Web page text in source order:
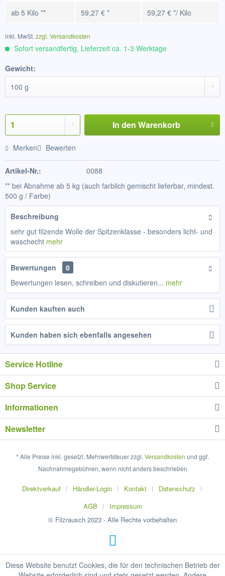
ab 5 Kilo ** 59,27 € * 59,27 € */ Kilo
inkl. MwSt. zzgl. Versandkosten
Sofort versandfertig, Lieferzeit ca. 1-3 Werktage
Gewicht:
In den Warenkorb
Merken Bewerten
Artikel-Nr.:
0088
** bei Abnahme ab 5 kg (auch farblich gemischt lieferbar, mindest.
500 g / Farbe)
Beschreibung
sehr gut filzende Wolle der Spitzenklasse - besonders licht- und
waschecht mehr
Bewertungen
0
Bewertungen lesen, schreiben und diskutieren... mehr
Kunden kauften auch
Kunden haben sich ebenfalls angesehen
Service Hotline
Shop Service
Informationen
Newsletter
* Alle Preise inkl. gesetzl. Mehrwertsteuer zzgl. Versandkosten und ggf.
Nachnahmegebühren, wenn nicht anders beschrieben
Direktverkauf Händler-Login Kontakt
Datenschutz
AGB
Impressum
© Filzrausch 2023 - Alle Rechte vorbehalten
Diese Website benutzt Cookies, die für den technischen Betrieb der